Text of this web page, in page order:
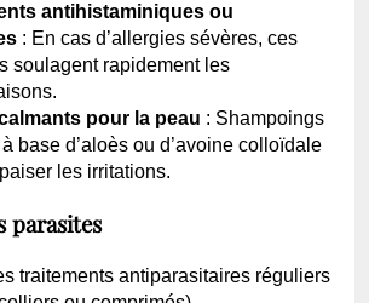
antihistaminiques ou
: En cas d’allergies sévères, ces
soulagent rapidement les
pour la peau : Shampoings
base d’aloès ou d’avoine colloïdale
les irritations.
parasites
traitements antiparasitaires réguliers